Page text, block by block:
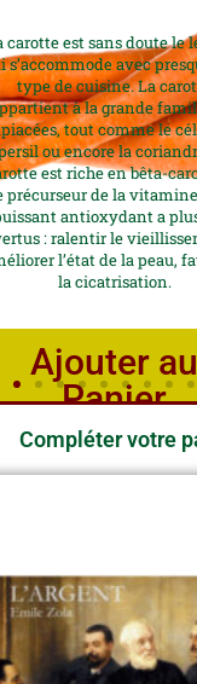
carotte est sans doute le
s’accommode avec
type de cuisine. La
à la grande
tout comme le
ou encore la
est riche en bêta-
précurseur de la
antioxydant a
: ralentir le
l’état de la peau,
la cicatrisation.
Ajouter au
Panier
Compléter votre